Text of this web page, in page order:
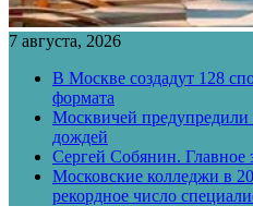
7 августа, 2026
В Москве создадут 128
формата
Москвичей
дождей
Сергей Собянин. Главное
Московские колледжи в
рекордное число